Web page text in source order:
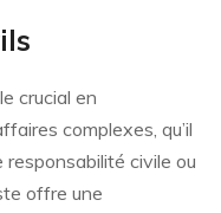
crucial en
complexes, qu’il
responsabilité civile ou
offre une